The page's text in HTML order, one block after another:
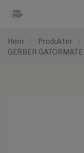
Hem / Produkter /
GERBER